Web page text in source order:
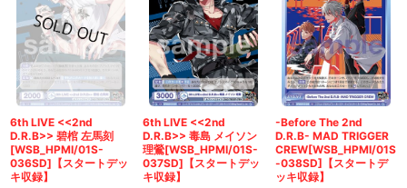
6th LIVE <<2nd
D.R.B>> 碧棺 左馬刻
[WSB_HPMI/01S-
036SD]【スタートデッ
キ収録】
6th LIVE <<2nd
D.R.B>> 毒島 メイソン
理鶯[WSB_HPMI/01S-
037SD]【スタートデッ
キ収録】
-Before The 2nd
D.R.B- MAD TRIGGER
CREW[WSB_HPMI/01S
-038SD]【スタートデ
ッキ収録】